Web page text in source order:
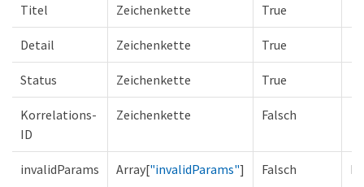
Titel Zeichenkette True
Detail Zeichenkette True
Status Zeichenkette True
Korrelations-
ID
Zeichenkette Falsch
invalidParams Array["invalidParams"] Falsch